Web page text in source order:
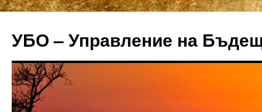
УБО – Управление на